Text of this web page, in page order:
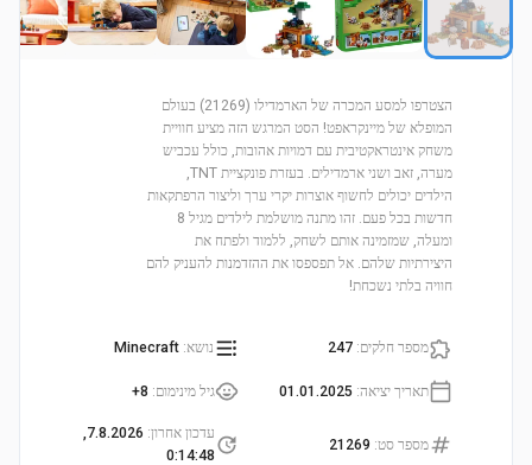
הצטרפו למסע המכרה של הארמדילו (21269) בעולם
המופלא של מיינקראפט! הסט המרגש הזה מציע חוויית
משחק אינטראקטיבית עם דמויות אהובות, כולל עכביש
מערה, זאב ושני ארמדילים. בעזרת פונקציית TNT,
הילדים יכולים לחשוף אוצרות יקרי ערך וליצור הרפתקאות
חדשות בכל פעם. זהו מתנה מושלמת לילדים מגיל 8
ומעלה, שמזמינה אותם לשחק, ללמוד ולפתח את
היצירתיות שלהם. אל תפספסו את ההזדמנות להעניק להם
חוויה בלתי נשכחת!
מספר חלקים:
247 נושא:
Minecraft
תאריך יציאה:
01.01.2025 גיל מינימום:
8+
מספר סט:
21269
עדכון אחרון:
7.8.2026,
0:14:48